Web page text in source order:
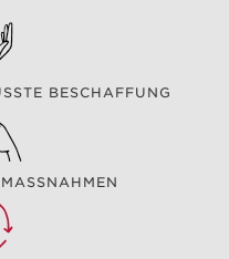
BESCHAFFUNG